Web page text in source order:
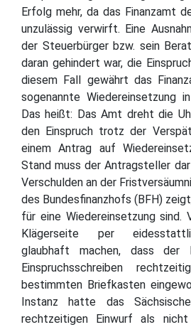
Erfolg mehr, da das Finanzamt
unzulässig verwirft. Eine
der Steuerbürger bzw. sein
daran gehindert war, die
diesem Fall gewährt das
sogenannte Wiedereinsetzung
Das heißt: Das Amt dreht die
den Einspruch trotz der
einem Antrag auf
Stand muss der Antragsteller
Verschulden an der
des Bundesfinanzhofs (BFH)
für eine Wiedereinsetzung sind.
Klägerseite per
glaubhaft machen, dass der
Einspruchsschreiben
bestimmten Briefkasten
Instanz hatte das
rechtzeitigen Einwurf als